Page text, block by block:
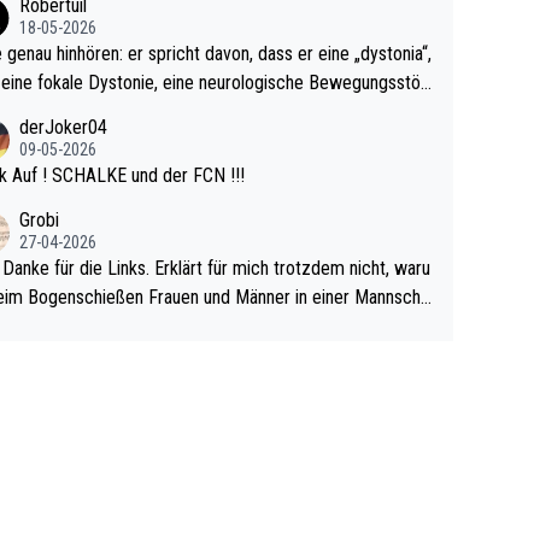
Robertuil
18-05-2026
genau hinhören: er spricht davon, dass er eine „dystonia“,
fokale Dystonie, eine neurologische Bewegungsstör
im Arm hat. Und, dass Medikamente ihm helfen! Ich gl
immer noch, dass sehr viele der Dartits-Fälle fälschlich p
könnten teils wirksam behandelt werden! Dafür müsst
nur zum Neurologen und nicht zum Mentaltrainer gehe
derJoker04
09-05-2026
Auf ! SCHALKE und der FCN !!!
Grobi
27-04-2026
Danke für die Links. Erklärt für mich trotzdem nicht, waru
Bogenschießen Frauen und Männer in einer Mannscha